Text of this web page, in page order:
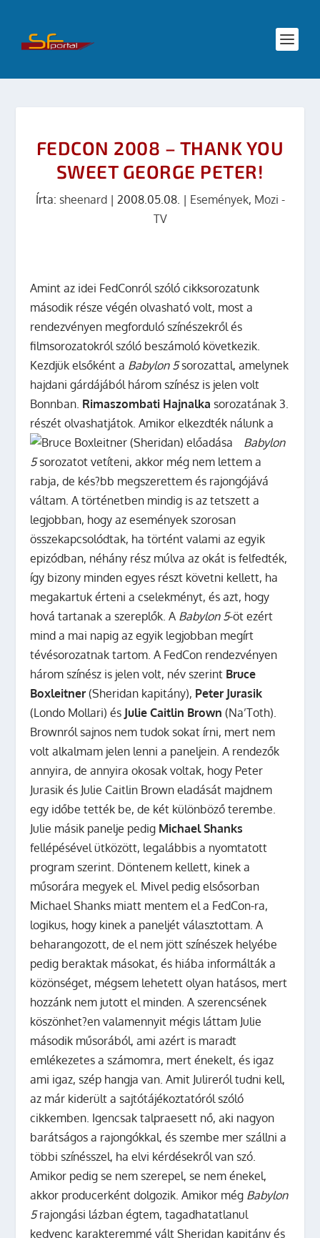
FEDCON 2008 – THANK YOU
SWEET GEORGE PETER!
Írta: sheenard| 2008.05.08. | Események, Mozi -
TV
Amint az idei FedConról szóló cikksorozatunk
második része végén olvasható volt, most a
rendezvényen megforduló színészekről és
filmsorozatokról szóló beszámoló következik.
Kezdjük elsőként a Babylon 5sorozattal, amelynek
hajdani gárdájából három színész is jelen volt
Bonnban. Rimaszombati Hajnalka sorozatának 3.
részét olvashatjátok. Amikor elkezdték nálunk a
Babylon
5sorozatot vetíteni, akkor még nem lettem a
rabja, de kés?bb megszerettem és rajongójává
váltam. A történetben mindig is az tetszett a
legjobban, hogy az események szorosan
összekapcsolódtak, ha történt valami az egyik
epizódban, néhány rész múlva az okát is felfedték,
így bizony minden egyes részt követni kellett, ha
megakartuk érteni a cselekményt, és azt, hogy
hová tartanak a szereplők. A Babylon 5-öt ezért
mind a mai napig az egyik legjobban megírt
tévésorozatnak tartom. A FedCon rendezvényen
három színész is jelen volt, név szerint Bruce
Boxleitner (Sheridan kapitány), Peter Jurasik
(Londo Mollari) és Julie Caitlin Brown(Na’Toth).
Brownról sajnos nem tudok sokat írni, mert nem
volt alkalmam jelen lenni a paneljein. A rendezők
annyira, de annyira okosak voltak, hogy Peter
Jurasik és Julie Caitlin Brown eladását majdnem
egy időbe tették be, de két különböző terembe.
Julie másik panelje pedig Michael Shanks
fellépésével ütközött, legalábbis a nyomtatott
program szerint. Döntenem kellett, kinek a
műsorára megyek el. Mivel pedig elsősorban
Michael Shanks miatt mentem el a FedCon-ra,
logikus, hogy kinek a paneljét választottam. A
beharangozott, de el nem jött színészek helyébe
pedig beraktak másokat, és hiába informálták a
közönséget, mégsem lehetett olyan hatásos, mert
hozzánk nem jutott el minden.A szerencsének
köszönhet?en valamennyit mégis láttam Julie
második műsorából, ami azért is maradt
emlékezetes a számomra, mert énekelt, és igaz
ami igaz, szép hangja van. Amit Julireról tudni kell,
az már kiderült a sajtótájékoztatóról szóló
cikkemben. Igencsak talpraesett nő, aki nagyon
barátságos a rajongókkal, és szembe mer szállni a
többi színésszel, ha elvi kérdésekről van szó.
Amikor pedig se nem szerepel, se nem énekel,
akkor producerként dolgozik. Amikor még Babylon
5rajongási lázban égtem, tagadhatatlanul
kedvenc karakteremmé vált Sheridan kapitány és